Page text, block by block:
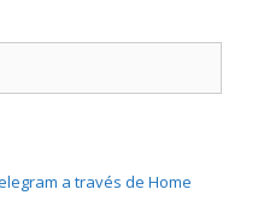
a través de Home